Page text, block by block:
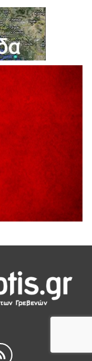
Περιβόλι –
προς κ.
«Μικρές